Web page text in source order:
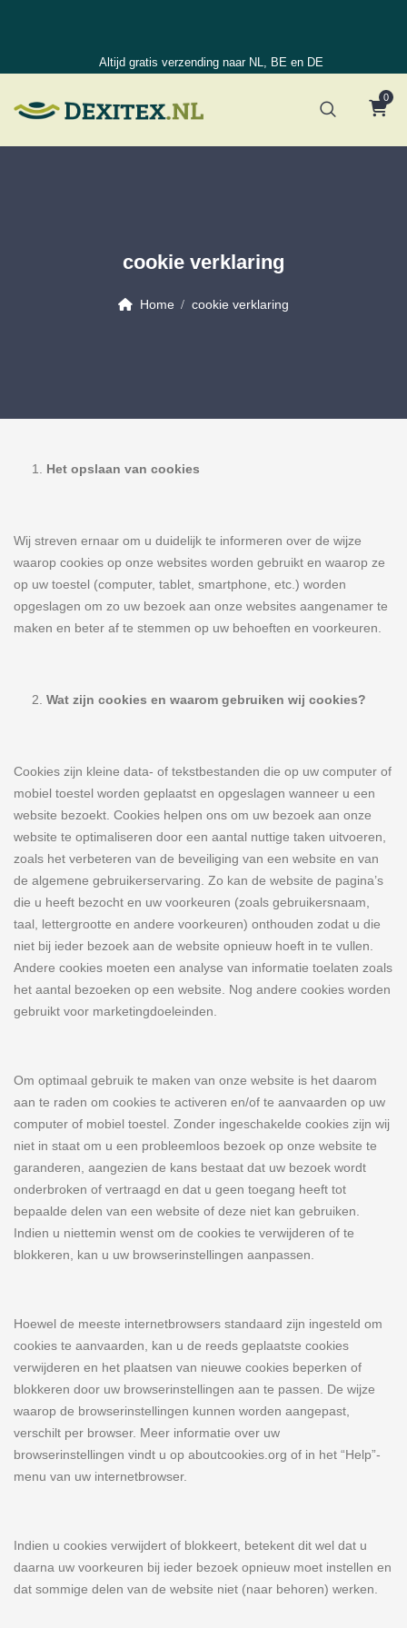
Altijd gratis verzending naar NL, BE en DE
0
cookie verklaring
Home cookie verklaring
Het opslaan van cookies
Wij streven ernaar om u duidelijk te informeren over de wijze
waarop cookies op onze websites worden gebruikt en waarop ze
op uw toestel (computer, tablet, smartphone, etc.) worden
opgeslagen om zo uw bezoek aan onze websites aangenamer te
maken en beter af te stemmen op uw behoeften en voorkeuren.
Wat zijn cookies en waarom gebruiken wij cookies?
Cookies zijn kleine data- of tekstbestanden die op uw computer of
mobiel toestel worden geplaatst en opgeslagen wanneer u een
website bezoekt. Cookies helpen ons om uw bezoek aan onze
website te optimaliseren door een aantal nuttige taken uitvoeren,
zoals het verbeteren van de beveiliging van een website en van
de algemene gebruikerservaring. Zo kan de website de pagina’s
die u heeft bezocht en uw voorkeuren (zoals gebruikersnaam,
taal, lettergrootte en andere voorkeuren) onthouden zodat u die
niet bij ieder bezoek aan de website opnieuw hoeft in te vullen.
Andere cookies moeten een analyse van informatie toelaten zoals
het aantal bezoeken op een website. Nog andere cookies worden
gebruikt voor marketingdoeleinden.
Om optimaal gebruik te maken van onze website is het daarom
aan te raden om cookies te activeren en/of te aanvaarden op uw
computer of mobiel toestel. Zonder ingeschakelde cookies zijn wij
niet in staat om u een probleemloos bezoek op onze website te
garanderen, aangezien de kans bestaat dat uw bezoek wordt
onderbroken of vertraagd en dat u geen toegang heeft tot
bepaalde delen van een website of deze niet kan gebruiken.
Indien u niettemin wenst om de cookies te verwijderen of te
blokkeren, kan u uw browserinstellingen aanpassen.
Hoewel de meeste internetbrowsers standaard zijn ingesteld om
cookies te aanvaarden, kan u de reeds geplaatste cookies
verwijderen en het plaatsen van nieuwe cookies beperken of
blokkeren door uw browserinstellingen aan te passen. De wijze
waarop de browserinstellingen kunnen worden aangepast,
verschilt per browser. Meer informatie over uw
browserinstellingen vindt u op aboutcookies.org of in het “Help”-
menu van uw internetbrowser.
Indien u cookies verwijdert of blokkeert, betekent dit wel dat u
daarna uw voorkeuren bij ieder bezoek opnieuw moet instellen en
dat sommige delen van de website niet (naar behoren) werken.